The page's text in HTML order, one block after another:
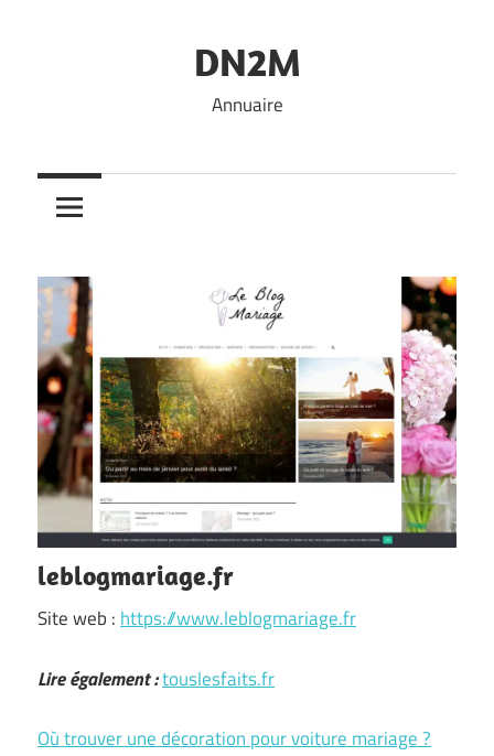
DN2M
Annuaire
leblogmariage.fr
Site web : https://www.leblogmariage.fr
Lire également :touslesfaits.fr
Où trouver une décoration pour voiture mariage ?